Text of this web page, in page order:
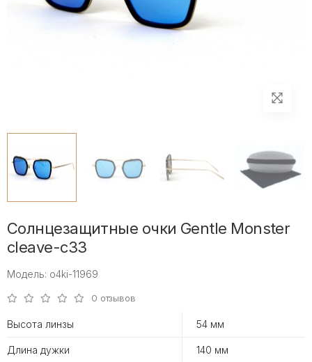
Солнцезащитные очки Gentle Monster
cleave-c33
Модель: o4ki-11969
0 отзывов
Высота линзы 54 мм
Длина дужки 140 мм